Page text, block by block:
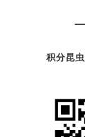
积分昆